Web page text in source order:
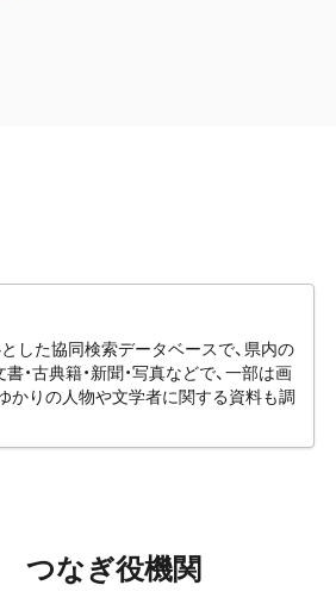
した協同検索データベースで、県内の
・古典籍・新聞・写真などで、一部は画
かりの人物や文学者に関する資料も調
つなぎ役機関